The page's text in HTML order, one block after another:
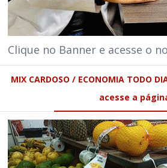
Clique no Banner e acesse o
MIX CARDOSO / ECONOMIA TODO
acesse a